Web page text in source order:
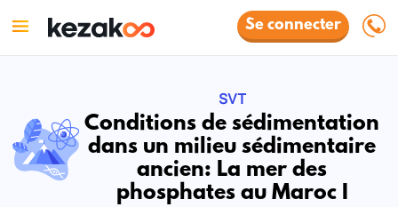
Se connecter
SVT
Conditions de sédimentation
dans un milieu sédimentaire
ancien: La mer des
phosphates au Maroc I